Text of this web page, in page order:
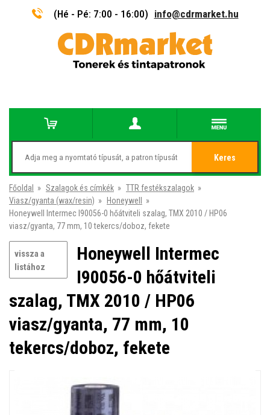
(Hé - Pé: 7:00 - 16:00) info@cdrmarket.hu
Keres
Főoldal » Szalagok és címkék » TTR festékszalagok »
Viasz/gyanta (wax/resin) » Honeywell
»
Honeywell Intermec I90056-0 hőátviteli szalag, TMX 2010 / HP06
viasz/gyanta, 77 mm, 10 tekercs/doboz, fekete
vissza a
listához
Honeywell Intermec
I90056-0 hőátviteli
szalag, TMX 2010 / HP06
viasz/gyanta, 77 mm, 10
tekercs/doboz, fekete